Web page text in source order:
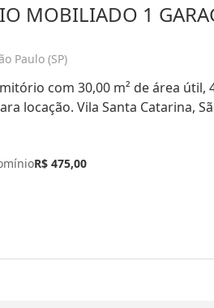
MOBILIADO 1
Paulo (SP)
com 30,00 m² de área útil,
locação. Vila Santa Catarina,
R$ 475,00